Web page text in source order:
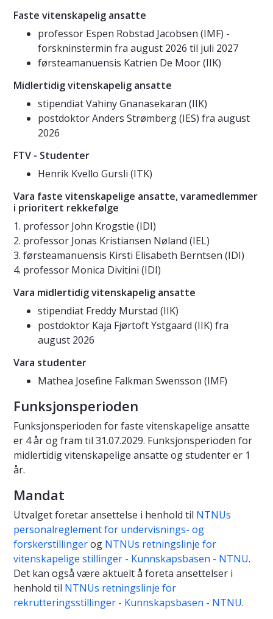
Faste vitenskapelig ansatte
professor Espen Robstad Jacobsen (IMF) -
forskninstermin fra august 2026 til juli 2027
førsteamanuensis Katrien De Moor (IIK)
Midlertidig vitenskapelig ansatte
stipendiat Vahiny Gnanasekaran (IIK)
postdoktor Anders Strømberg (IES) fra august
2026
FTV - Studenter
Henrik Kvello Gursli (ITK)
Vara faste vitenskapelige ansatte, varamedlemmer
i prioritert rekkefølge
1. professor John Krogstie (IDI)
2. professor Jonas Kristiansen Nøland (IEL)
3. førsteamanuensis Kirsti Elisabeth Berntsen (IDI)
4. professor Monica Divitini (IDI)
Vara midlertidig vitenskapelig ansatte
stipendiat Freddy Murstad (IIK)
postdoktor Kaja Fjørtoft Ystgaard (IIK) fra
august 2026
Vara studenter
Mathea Josefine Falkman Swensson (IMF)
Funksjonsperioden
Funksjonsperioden for faste vitenskapelige ansatte
er 4 år og fram til 31.07.2029. Funksjonsperioden for
midlertidig vitenskapelige ansatte og studenter er 1
år.
Mandat
Utvalget foretar ansettelse i henhold til NTNUs
personalreglement for undervisnings- og
forskerstillingerog NTNUs retningslinje for
vitenskapelige stillinger - Kunnskapsbasen - NTNU.
Det kan også være aktuelt å foreta ansettelser i
henhold til NTNUs retningslinje for
rekrutteringsstillinger - Kunnskapsbasen - NTNU.